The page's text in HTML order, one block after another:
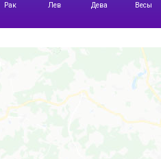
Рак Лев Дева Весы